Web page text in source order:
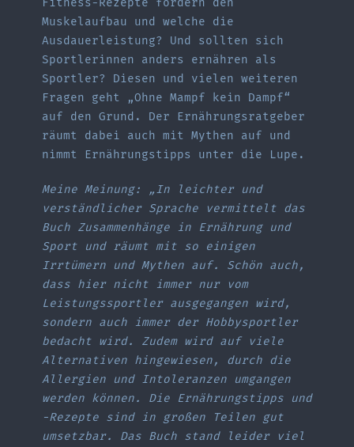
Muskelaufbau und welche die
Ausdauerleistung? Und sollten sich
Sportlerinnen anders ernähren als
Sportler? Diesen und vielen weiteren
Fragen geht „Ohne Mampf kein Dampf“
auf den Grund. Der Ernährungsratgeber
räumt dabei auch mit Mythen auf und
nimmt Ernährungstipps unter die Lupe.
Meine Meinung: „In leichter und
verständlicher Sprache vermittelt das
Buch Zusammenhänge in Ernährung und
Sport und räumt mit so einigen
Irrtümern und Mythen auf. Schön auch,
dass hier nicht immer nur vom
Leistungssportler ausgegangen wird,
sondern auch immer der Hobbysportler
bedacht wird. Zudem wird auf viele
Alternativen hingewiesen, durch die
Allergien und Intoleranzen umgangen
werden können. Die Ernährungstipps und
-Rezepte sind in großen Teilen gut
umsetzbar. Das Buch stand leider viel